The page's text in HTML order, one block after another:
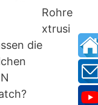
Rohre
xtrusi
die